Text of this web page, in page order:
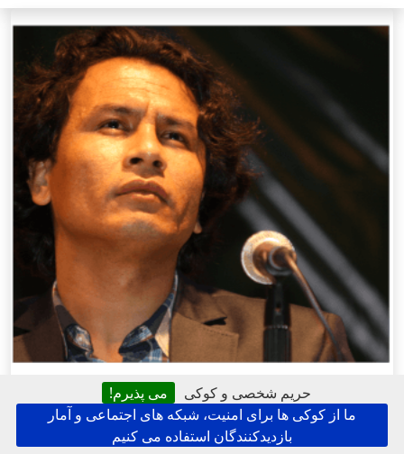
حریم شخصی و کوکی
می پذیرم!
ما از کوکی ها برای امنیت، شبکه های اجتماعی و آمار
بازدیدکنندگان استفاده می کنیم